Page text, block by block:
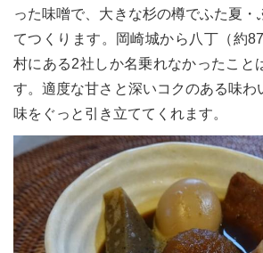
った味噌で、大きな杉の樽でふた夏・
てつくります。岡崎城から八丁（約
村にある2社しか名乗れなかったこと
す。適度な甘さと深いコクのある味わ
味をぐっと引き立ててくれます。